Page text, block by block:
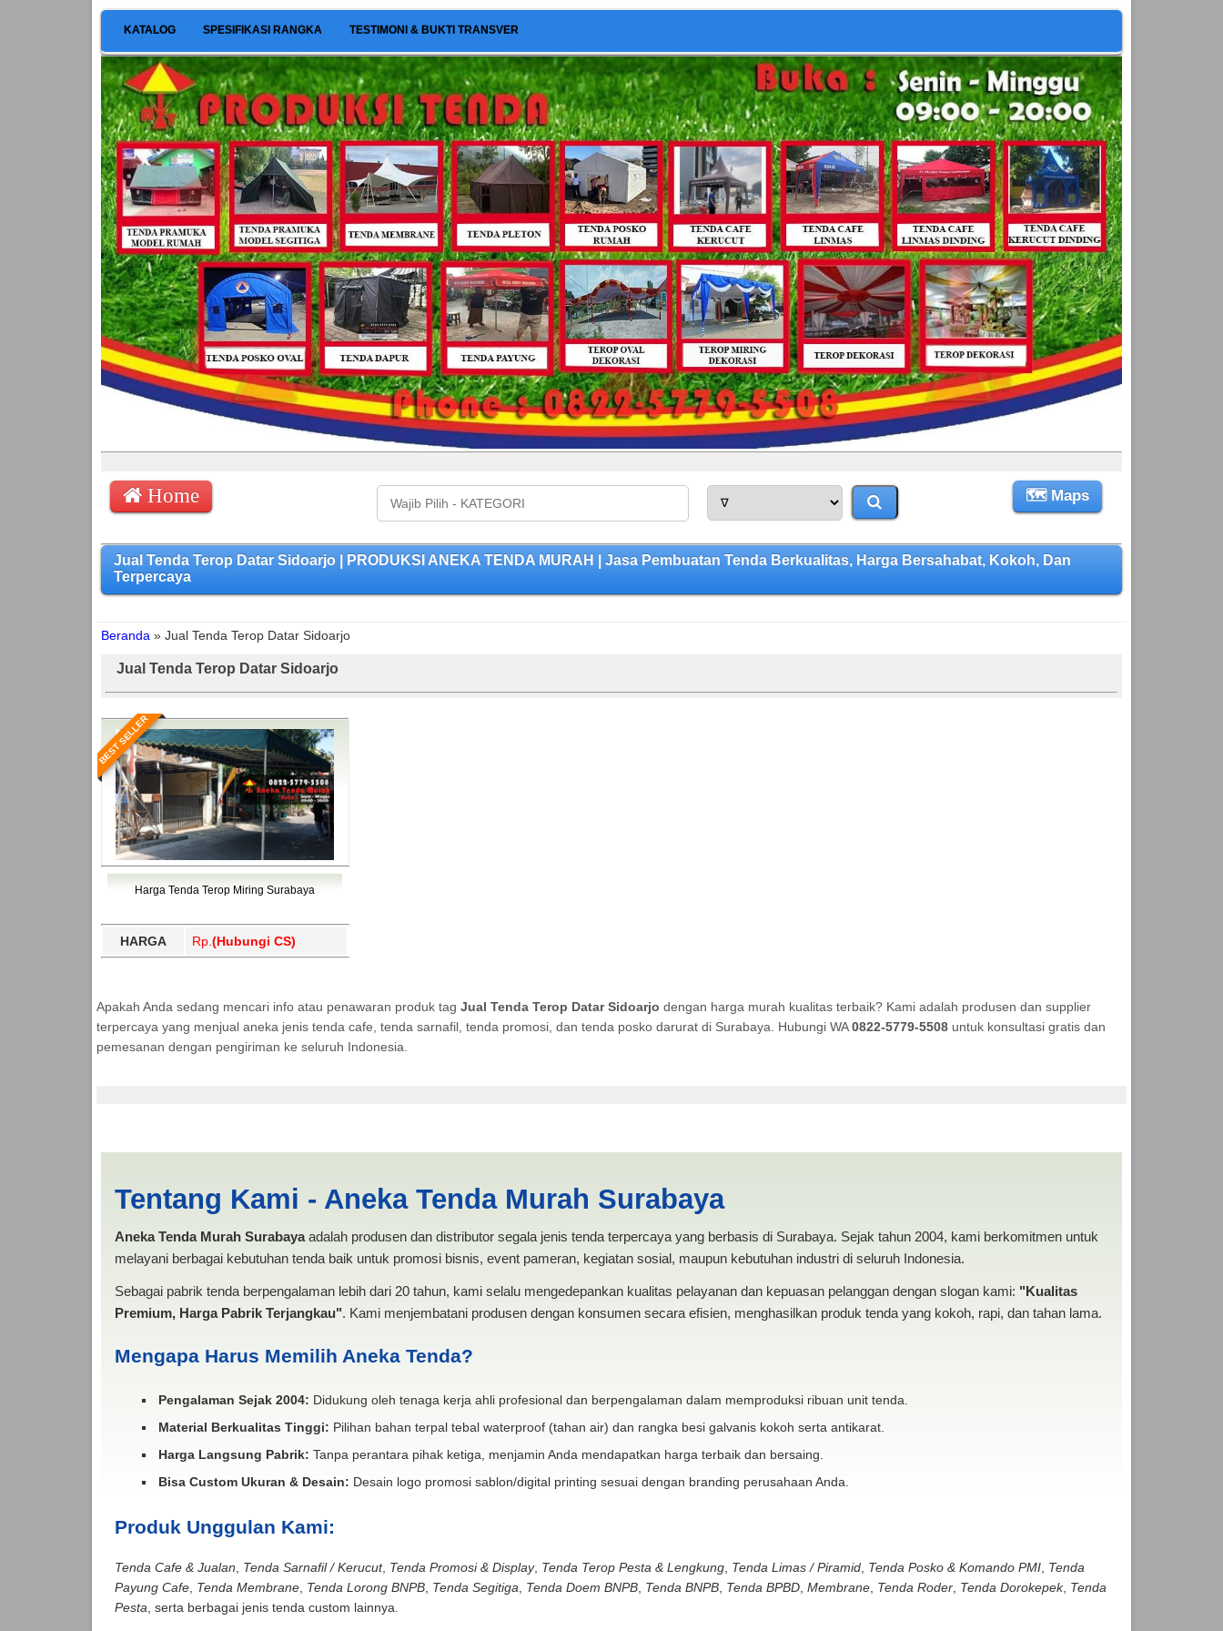
KATALOG SPESIFIKASI RANGKA TESTIMONI & BUKTI TRANSVER
Home 🗺 Maps
Jual Tenda Terop Datar Sidoarjo | PRODUKSI ANEKA TENDA MURAH | Jasa Pembuatan Tenda Berkualitas, Harga Bersahabat, Kokoh, Dan
Terpercaya
Beranda » Jual Tenda Terop Datar Sidoarjo
Jual Tenda Terop Datar Sidoarjo
BEST SELLER
Harga Tenda Terop Miring Surabaya
HARGA Rp. (Hubungi CS)
Apakah Anda sedang mencari info atau penawaran produk tag Jual Tenda Terop Datar Sidoarjo dengan harga murah kualitas terbaik? Kami adalah produsen dan supplier
terpercaya yang menjual aneka jenis tenda cafe, tenda sarnafil, tenda promosi, dan tenda posko darurat di Surabaya. Hubungi WA0822-5779-5508untuk konsultasi gratis dan
pemesanan dengan pengiriman ke seluruh Indonesia.
Tentang Kami - Aneka Tenda Murah Surabaya
Aneka Tenda Murah Surabayaadalah produsen dan distributor segala jenis tenda terpercaya yang berbasis di Surabaya. Sejak tahun 2004, kami berkomitmen untuk
melayani berbagai kebutuhan tenda baik untuk promosi bisnis, event pameran, kegiatan sosial, maupun kebutuhan industri di seluruh Indonesia.
Sebagai pabrik tenda berpengalaman lebih dari 20 tahun, kami selalu mengedepankan kualitas pelayanan dan kepuasan pelanggan dengan slogan kami: "Kualitas
Premium, Harga Pabrik Terjangkau". Kami menjembatani produsen dengan konsumen secara efisien, menghasilkan produk tenda yang kokoh, rapi, dan tahan lama.
Mengapa Harus Memilih Aneka Tenda?
Pengalaman Sejak 2004: Didukung oleh tenaga kerja ahli profesional dan berpengalaman dalam memproduksi ribuan unit tenda.
Material Berkualitas Tinggi: Pilihan bahan terpal tebal waterproof (tahan air) dan rangka besi galvanis kokoh serta antikarat.
Harga Langsung Pabrik: Tanpa perantara pihak ketiga, menjamin Anda mendapatkan harga terbaik dan bersaing.
Bisa Custom Ukuran & Desain: Desain logo promosi sablon/digital printing sesuai dengan branding perusahaan Anda.
Produk Unggulan Kami:
Tenda Cafe & Jualan Tenda Sarnafil / Kerucut, Tenda Promosi & Display, Tenda Terop Pesta & Lengkung, Tenda Limas / Piramid, Tenda Posko & Komando PMI, Tenda
Payung Cafe, Tenda Membrane, Tenda Lorong BNPB, Tenda Segitiga Tenda Doem BNPB, Tenda BNPB, Tenda BPBD, Membrane, Tenda Roder, Tenda Dorokepek, Tenda
Pesta , serta berbagai jenis tenda custom lainnya.